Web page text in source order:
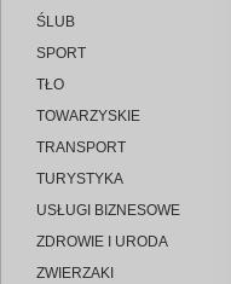
ŚLUB
SPORT
TŁO
TOWARZYSKIE
TRANSPORT
TURYSTYKA
USŁUGI BIZNESOWE
ZDROWIE I URODA
ZWIERZAKI